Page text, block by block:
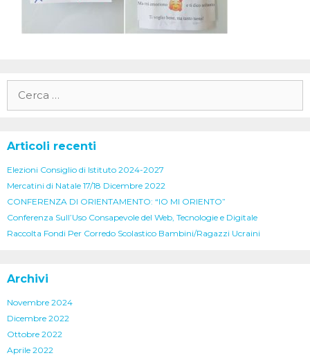
per:
Articoli recenti
Elezioni Consiglio di Istituto 2024-2027
Mercatini di Natale 17/18 Dicembre 2022
CONFERENZA DI ORIENTAMENTO: “IO MI ORIENTO”
Conferenza Sull’Uso Consapevole del Web, Tecnologie e Digitale
Raccolta Fondi Per Corredo Scolastico Bambini/Ragazzi Ucraini
Archivi
Novembre 2024
Dicembre 2022
Ottobre 2022
Aprile 2022